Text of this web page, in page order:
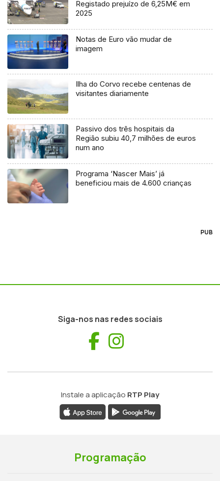
Registado prejuízo de 6,25M€ em
2025
Notas de Euro vão mudar de
imagem
Ilha do Corvo recebe centenas de
visitantes diariamente
Passivo dos três hospitais da
Região subiu 40,7 milhões de euros
num ano
Programa ‘Nascer Mais’ já
beneficiou mais de 4.600 crianças
PUB
Siga-nos nas redes sociais
Facebook
Instale a aplicação RTP Play
Programação